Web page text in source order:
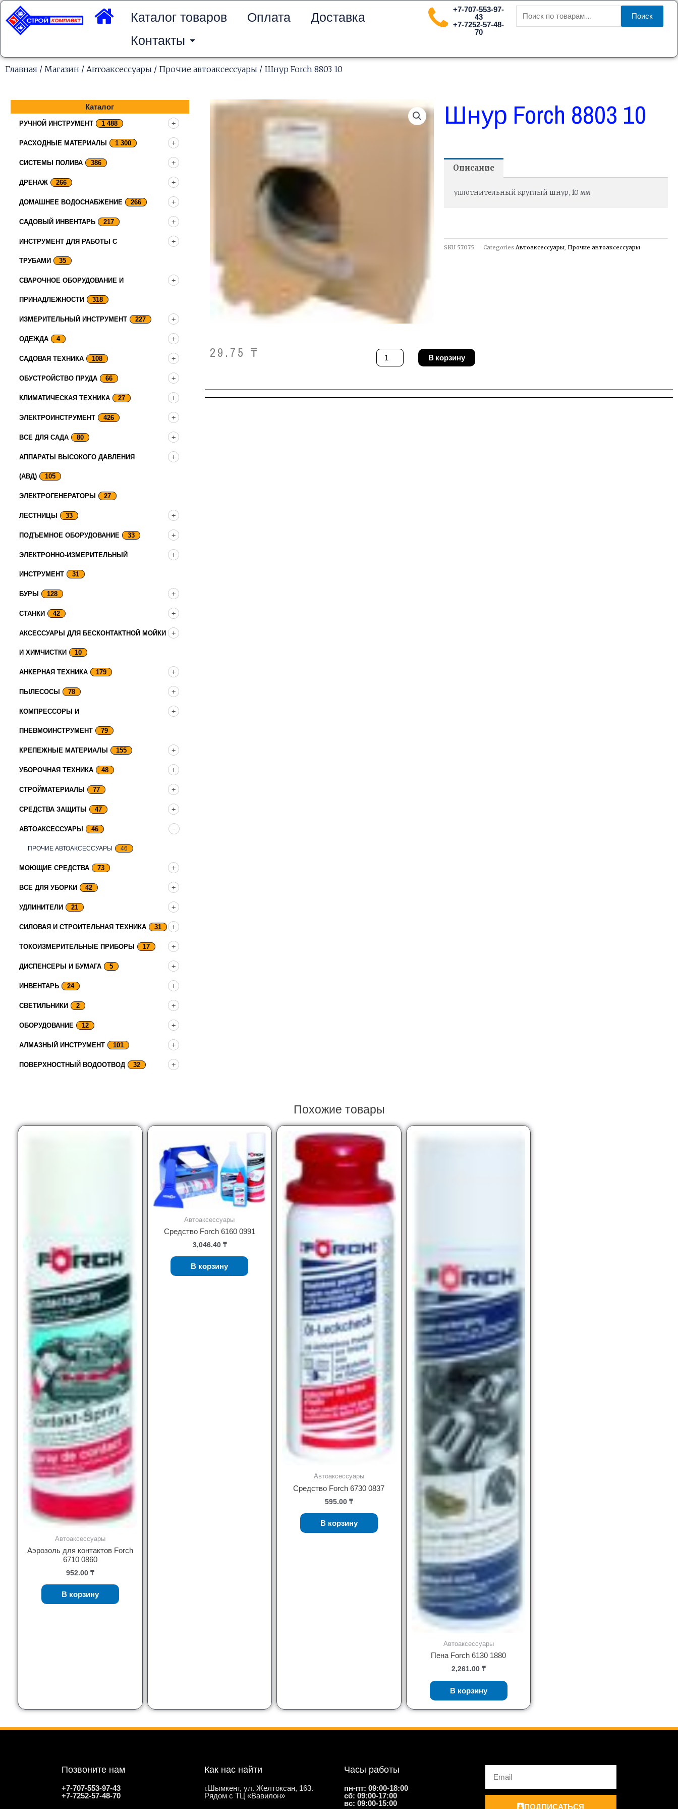
Перейти
содержимому
Каталог товаров Оплата
Доставка
Контакты
+7-707-553-97-
43
+7-7252-57-48-
70
Искать:
Поиск
Главная / Магазин / Автоаксессуары / Прочие автоаксессуары / Шнур Forch 8803 10
Каталог
РУЧНОЙ ИНСТРУМЕНТ 1 488
РАСХОДНЫЕ МАТЕРИАЛЫ 1 300
СИСТЕМЫ ПОЛИВА 386
ДРЕНАЖ 266
ДОМАШНЕЕ ВОДОСНАБЖЕНИЕ 266
САДОВЫЙ ИНВЕНТАРЬ 217
ИНСТРУМЕНТ ДЛЯ РАБОТЫ С
ТРУБАМИ 35
СВАРОЧНОЕ ОБОРУДОВАНИЕ И
ПРИНАДЛЕЖНОСТИ 318
ИЗМЕРИТЕЛЬНЫЙ ИНСТРУМЕНТ 227
ОДЕЖДА 4
САДОВАЯ ТЕХНИКА 108
ОБУСТРОЙСТВО ПРУДА 66
КЛИМАТИЧЕСКАЯ ТЕХНИКА 27
ЭЛЕКТРОИНСТРУМЕНТ 426
ВСЕ ДЛЯ САДА 80
АППАРАТЫ ВЫСОКОГО ДАВЛЕНИЯ
(АВД) 105
ЭЛЕКТРОГЕНЕРАТОРЫ 27
ЛЕСТНИЦЫ 33
ПОДЪЕМНОЕ ОБОРУДОВАНИЕ 33
ЭЛЕКТРОННО-ИЗМЕРИТЕЛЬНЫЙ
ИНСТРУМЕНТ 31
БУРЫ 128
СТАНКИ 42
АКСЕССУАРЫ ДЛЯ БЕСКОНТАКТНОЙ МОЙКИ
И ХИМЧИСТКИ 10
АНКЕРНАЯ ТЕХНИКА 179
ПЫЛЕСОСЫ 78
КОМПРЕССОРЫ И
ПНЕВМОИНСТРУМЕНТ 79
КРЕПЕЖНЫЕ МАТЕРИАЛЫ 155
УБОРОЧНАЯ ТЕХНИКА 48
СТРОЙМАТЕРИАЛЫ 77
СРЕДСТВА ЗАЩИТЫ 47
АВТОАКСЕССУАРЫ 46
ПРОЧИЕ АВТОАКСЕССУАРЫ 46
МОЮЩИЕ СРЕДСТВА 73
ВСЕ ДЛЯ УБОРКИ 42
УДЛИНИТЕЛИ 21
СИЛОВАЯ И СТРОИТЕЛЬНАЯ ТЕХНИКА 31
ТОКОИЗМЕРИТЕЛЬНЫЕ ПРИБОРЫ 17
ДИСПЕНСЕРЫ И БУМАГА 5
ИНВЕНТАРЬ 24
СВЕТИЛЬНИКИ 2
ОБОРУДОВАНИЕ 12
АЛМАЗНЫЙ ИНСТРУМЕНТ 101
ПОВЕРХНОСТНЫЙ ВОДООТВОД 32
Шнур Forch 8803 10
Описание
уплотнительный круглый шнур, 10 мм
SKU 57075 Categories Автоаксессуары, Прочие автоаксессуары
29.75₸
Количество
товара
Шнур
10
В корзину
Похожие товары
Автоаксессуары
Аэрозоль для контактов Forch
6710 0860
952.00₸
В корзину
Автоаксессуары
Средство Forch 6160 0991
3,046.40 ₸
В корзину
Автоаксессуары
Средство Forch 6730 0837
595.00₸
В корзину
Автоаксессуары
Пена Forch 6130 1880
2,261.00₸
В корзину
Позвоните нам
+7-707-553-97-43
+7-7252-57-48-70
Как нас найти
г.Шымкент, ул. Желтоксан, 163.
Рядом с ТЦ «Вавилон»
Часы работы
пн-пт: 09:00-18:00
сб: 09:00-17:00
вс: 09:00-15:00
ПОДПИСАТЬСЯ